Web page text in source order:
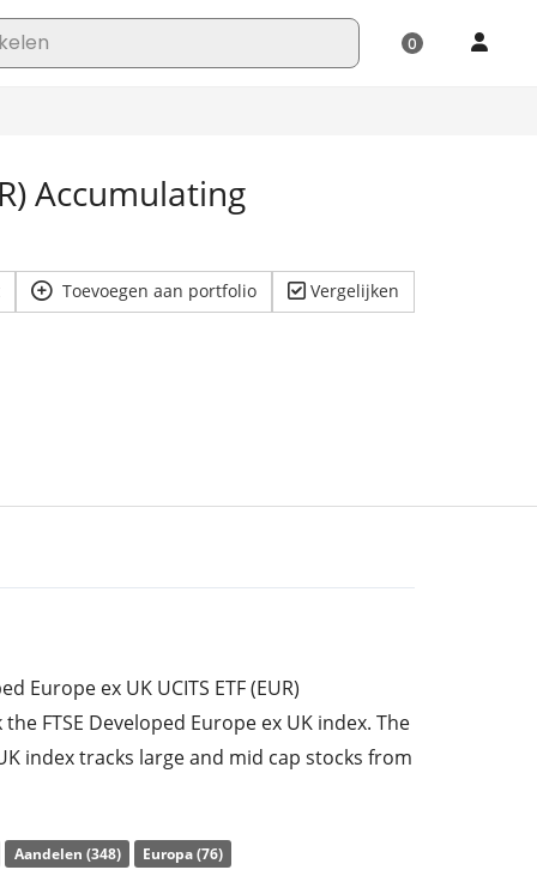
Accumulating
Toevoegen aan portfolio Vergelijken
Europe ex UK UCITS ETF (EUR)
FTSE Developed Europe ex UK index. The
index tracks large and mid cap stocks from
excluding the UK.
ratio) amounts to0,10% p.a.
Aandelen (348) Europa (76)